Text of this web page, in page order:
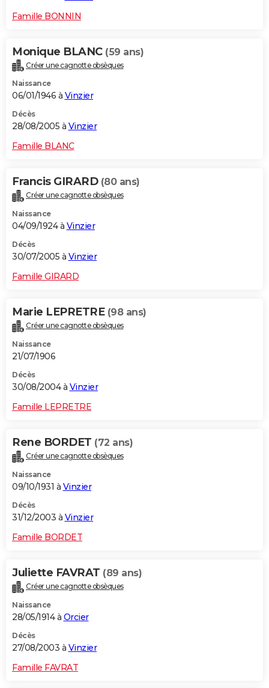
Famille BONNIN
Monique BLANC (59 ans)
Créer une cagnotte obsèques
Naissance
06/01/1946 à Vinzier
Décès
28/08/2005 à Vinzier
Famille BLANC
Francis GIRARD (80 ans)
Créer une cagnotte obsèques
Naissance
04/09/1924 à Vinzier
Décès
30/07/2005 à Vinzier
Famille GIRARD
Marie LEPRETRE (98 ans)
Créer une cagnotte obsèques
Naissance
21/07/1906
Décès
30/08/2004 à Vinzier
Famille LEPRETRE
Rene BORDET (72 ans)
Créer une cagnotte obsèques
Naissance
09/10/1931 à Vinzier
Décès
31/12/2003 à Vinzier
Famille BORDET
Juliette FAVRAT (89 ans)
Créer une cagnotte obsèques
Naissance
28/05/1914 à Orcier
Décès
27/08/2003 à Vinzier
Famille FAVRAT